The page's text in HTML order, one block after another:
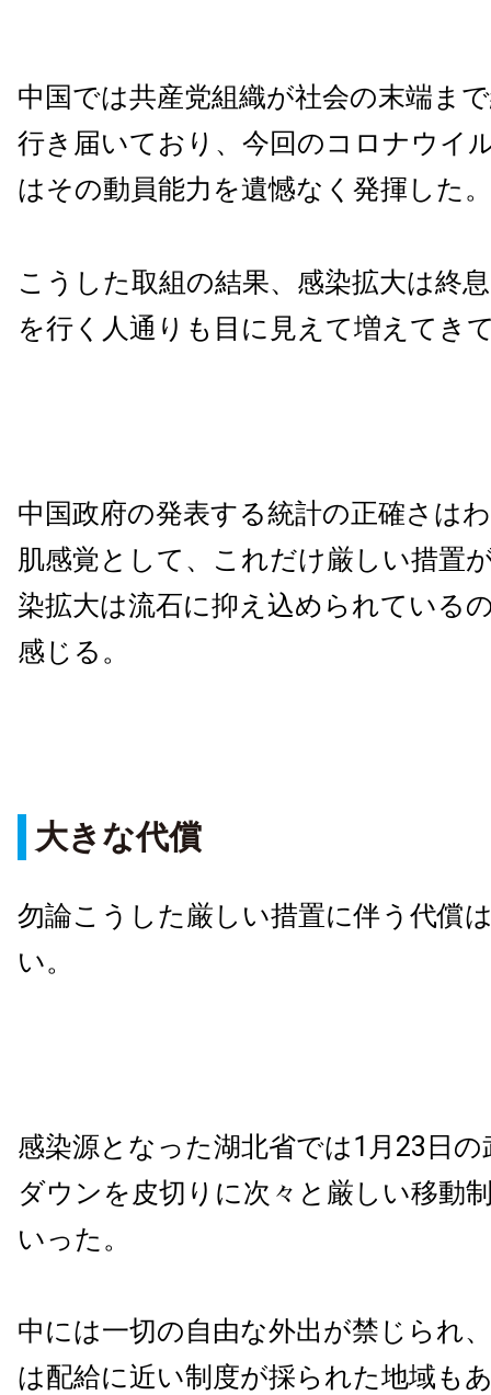
中国では共産党組織が社会の末端ま
行き届いており、今回のコロナウイ
はその動員能力を遺憾なく発揮した。
こうした取組の結果、感染拡大は終
を行く人通りも目に見えて増えてき
中国政府の発表する統計の正確さは
肌感覚として、これだけ厳しい措置
染拡大は流石に抑え込められている
感じる。
大きな代償
勿論こうした厳しい措置に伴う代償
い。
感染源となった湖北省では1月23日
ダウンを皮切りに次々と厳しい移動
いった。
中には一切の自由な外出が禁じられ
は配給に近い制度が採られた地域も